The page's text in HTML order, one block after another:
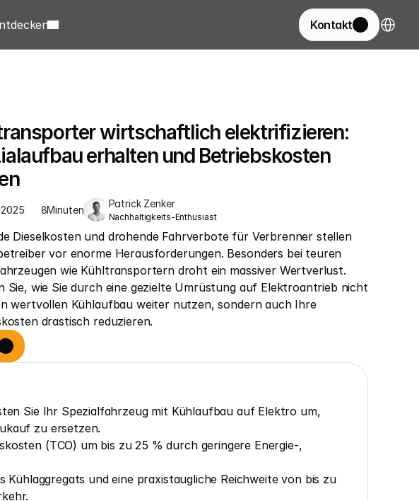
Kontakt Select
wirtschaftlich elektrifizieren:
erhalten und Betriebskosten
8Minuten
Patrick Zenker
Nachhaltigkeits-Enthusiast
Dieselkosten und drohende Fahrverbote für Verbrenner stellen
vor enorme Herausforderungen. Besonders bei teuren
wie Kühltransportern droht ein massiver Wertverlust.
Sie, wie Sie durch eine gezielte Umrüstung auf Elektroantrieb nicht
wertvollen Kühlaufbau weiter nutzen, sondern auch Ihre
drastisch reduzieren.
Sie Ihr Spezialfahrzeug mit Kühlaufbau auf Elektro um,
zu ersetzen.
(TCO) um bis zu 25 % durch geringere Energie-,
Kühlaggregats und eine praxistaugliche Reichweite von bis zu